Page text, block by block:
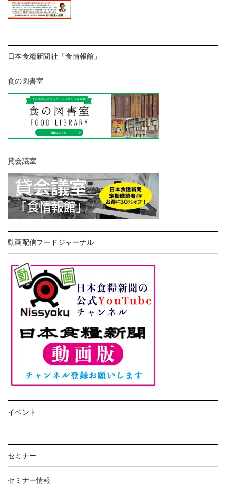
日本食糧新聞社「食情報館」
食の図書室
貸会議室
動画配信フードジャーナル
イベント
セミナー
セミナー情報